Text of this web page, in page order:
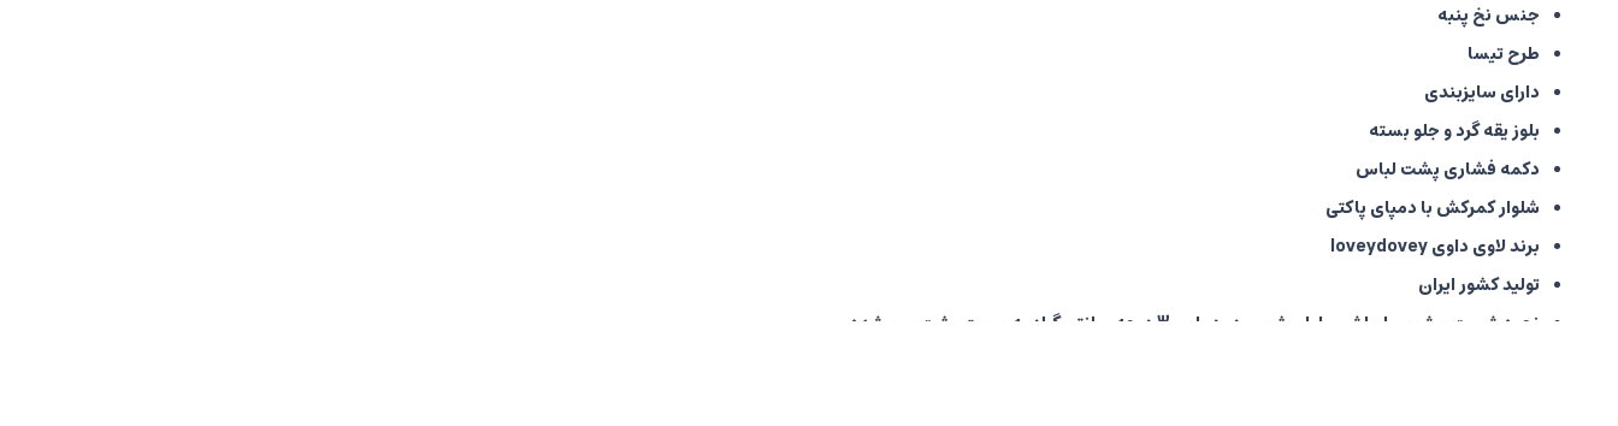
جنس نخ پنبه
طرح تیسا
دارای سایزبندی
بلوز یقه گرد و جلو بسته
دکمه فشاری پشت لباس
شلوار کمرکش با دمپای پاکتی
برند لاوی داوی loveydovey
تولید کشور ایران
نحوه شست و شوی با ماشین لباسشویی در دمای 30 درجه سانتی گراد به صورت پشت و رو شده